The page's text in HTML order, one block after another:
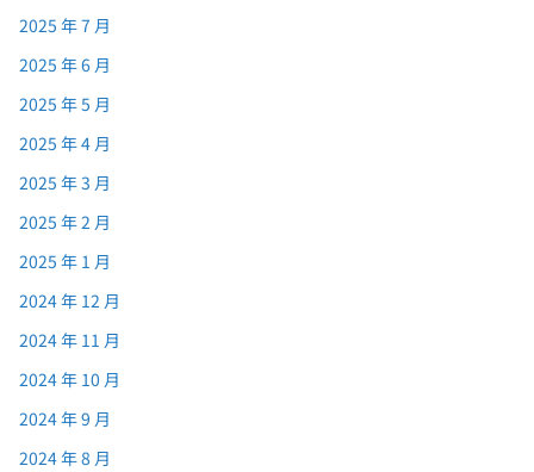
2025 年 7 月
2025 年 6 月
2025 年 5 月
2025 年 4 月
2025 年 3 月
2025 年 2 月
2025 年 1 月
2024 年 12 月
2024 年 11 月
2024 年 10 月
2024 年 9 月
2024 年 8 月